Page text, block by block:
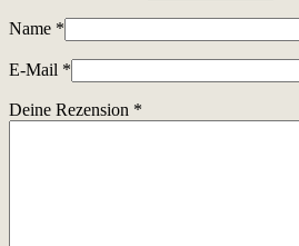
Name *
E-Mail *
Deine Rezension *